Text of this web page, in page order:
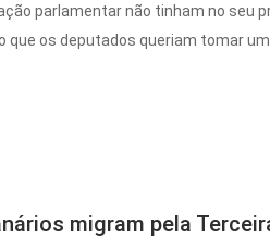
parlamentar não tinham no seu
que os deputados queriam tomar
migram pela